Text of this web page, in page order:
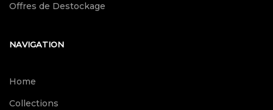
Offres de Destockage
NAVIGATION
Home
Collections